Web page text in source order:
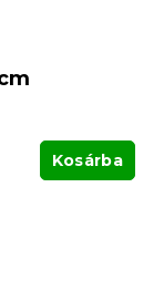
Kosárba